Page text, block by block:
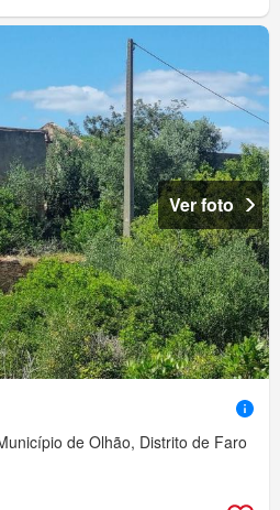
Ver foto
de Olhão, Distrito de Faro